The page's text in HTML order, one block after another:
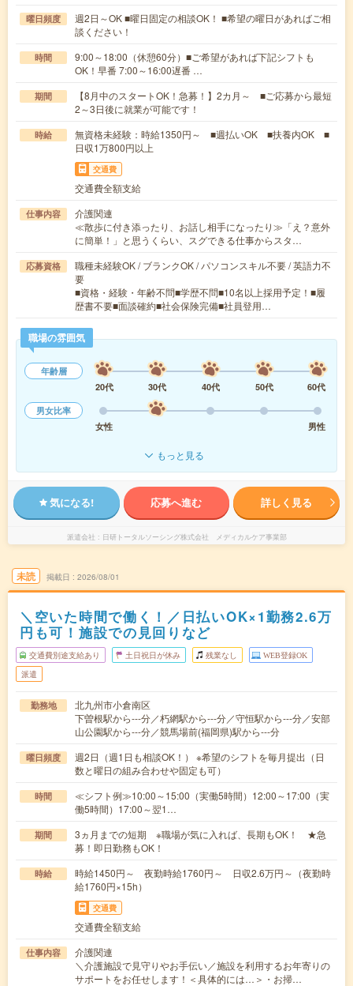
曜日頻度
週2日～OK ■曜日固定の相談OK！ ■希望の曜日があればご相
談ください！
時間
9:00～18:00（休憩60分）■ご希望があれば下記シフトも
OK！早番 7:00～16:00遅番 …
期間
【8月中のスタートOK！急募！】2カ月～ ■ご応募から最短
2～3日後に就業が可能です！
時給
無資格未経験：時給1350円～ ■週払いOK ■扶養内OK ■
日収1万800円以上
交通費
交通費全額支給
仕事内容
介護関連
≪散歩に付き添ったり、お話し相手になったり≫「え？意外
に簡単！」と思うくらい、スグできる仕事からスタ…
応募資格
職種未経験OK / ブランクOK / パソコンスキル不要 / 英語力不
要
■資格・経験・年齢不問■学歴不問■10名以上採用予定！■履
歴書不要■面談確約■社会保険完備■社員登用…
職場の雰囲気
年齢層
20代
30代 40代 50代
60代
男女比率
女性
男性
もっと見る
気になる! 応募へ進む 詳しく見る
派遣会社 日研トータルソーシング株式会社 メディカルケア事業部
未読 掲載日 2026/08/01
＼空いた時間で働く！／日払いOK×1勤務2.6万
円も可！施設での見回りなど
交通費別途支給あり 土日祝日が休み 残業なし WEB登録OK
派遣
勤務地
北九州市小倉南区
下曽根駅から---分／朽網駅から---分／守恒駅から---分／安部
山公園駅から---分／競馬場前(福岡県)駅から---分
曜日頻度
週2日（週1日も相談OK！） ※希望のシフトを毎月提出（日
数と曜日の組み合わせや固定も可）
時間
≪シフト例≫10:00～15:00（実働5時間）12:00～17:00（実
働5時間）17:00～翌1…
期間
3ヵ月までの短期 ※職場が気に入れば、長期もOK！ ★急
募！即日勤務もOK！
時給
時給1450円～ 夜勤時給1760円～ 日収2.6万円～（夜勤時
給1760円×15h）
交通費
交通費全額支給
仕事内容
介護関連
＼介護施設で見守りやお手伝い／施設を利用するお年寄りの
サポートをお任せします！＜具体的には…＞・お掃…